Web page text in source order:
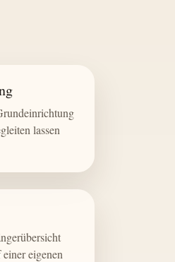
lassen
eigenen